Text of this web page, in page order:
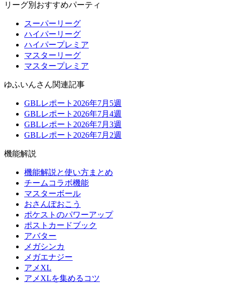
リーグ別おすすめパーティ
スーパーリーグ
ハイパーリーグ
ハイパープレミア
マスターリーグ
マスタープレミア
ゆふいんさん関連記事
GBLレポート2026年7月5週
GBLレポート2026年7月4週
GBLレポート2026年7月3週
GBLレポート2026年7月2週
機能解説
機能解説と使い方まとめ
チームコラボ機能
マスターボール
おさんぽおこう
ポケストのパワーアップ
ポストカードブック
アバター
メガシンカ
メガエナジー
アメXL
アメXLを集めるコツ